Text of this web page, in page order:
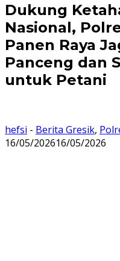
Dukung
Nasional,
Panen Raya
Panceng dan
untuk Petani
hefsi - Berita Gresik,
16/05/202616/05/2026